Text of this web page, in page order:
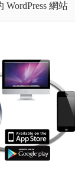
WordPress 網站